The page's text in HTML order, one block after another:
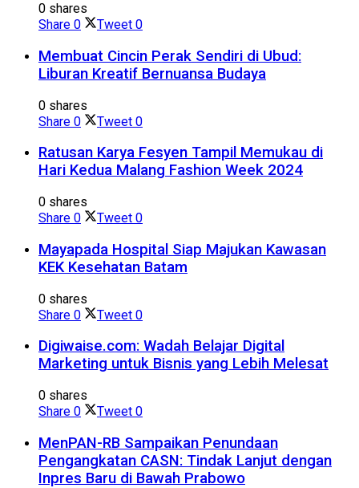
0 shares
Share 0 Tweet 0
Membuat Cincin Perak Sendiri di Ubud:
Liburan Kreatif Bernuansa Budaya
0 shares
Share 0 Tweet 0
Ratusan Karya Fesyen Tampil Memukau di
Hari Kedua Malang Fashion Week 2024
0 shares
Share 0 Tweet 0
Mayapada Hospital Siap Majukan Kawasan
KEK Kesehatan Batam
0 shares
Share 0 Tweet 0
Digiwaise.com: Wadah Belajar Digital
Marketing untuk Bisnis yang Lebih Melesat
0 shares
Share 0 Tweet 0
MenPAN-RB Sampaikan Penundaan
Pengangkatan CASN: Tindak Lanjut dengan
Inpres Baru di Bawah Prabowo